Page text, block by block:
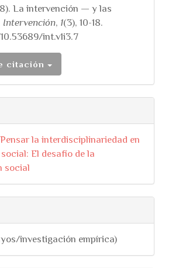
La intervención — y las
Intervención, 1(3), 10-18.
int.v1i3.7
citación
la interdisciplinariedad en
El desafío de la
social
investigación empírica)